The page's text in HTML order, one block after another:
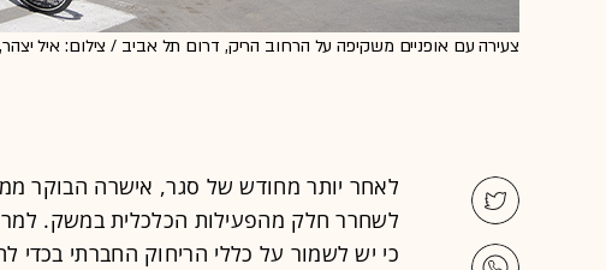
צעירה עם אופניים משקיפה על הרחוב הריק, דרום תל אביב / צילום: איל
לאחר יותר מחודש של סגר, אישרה הבוקר
לשחרר חלק מהפעילות הכלכלית במשק.
כי יש לשמור על כללי הריחוק החברתי בכדי